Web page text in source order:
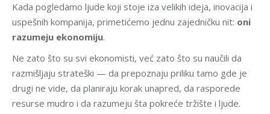
Kada pogledamo ljude koji stoje iza velikih ideja, inovacija i
uspešnih kompanija, primetićemo jednu zajedničku nit: oni
razumeju ekonomiju.
Ne zato što su svi ekonomisti, već zato što su naučili da
razmišljaju strateški — da prepoznaju priliku tamo gde je
drugi ne vide, da planiraju korak unapred, da rasporede
resurse mudro i da razumeju šta pokreće tržište i ljude.